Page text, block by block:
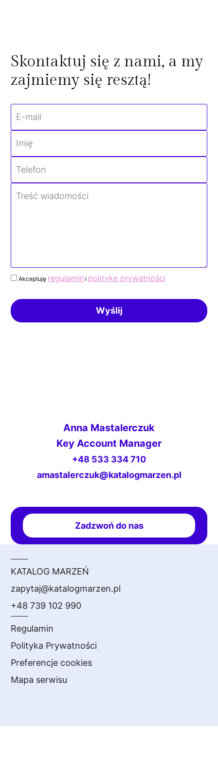
Skontaktuj się z nami, a my
zajmiemy się resztą!
Akceptuję regulamin i politykę prywatności
Anna Mastalerczuk
Key Account Manager
+48 533 334 710
amastalerczuk@katalogmarzen.pl
Zadzwoń do nas
KATALOG MARZEŃ
zapytaj@katalogmarzen.pl
+48 739 102 990
Regulamin
Polityka Prywatności
Preferencje cookies
Mapa serwisu